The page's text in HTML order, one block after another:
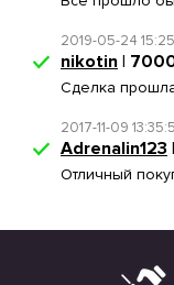
2019-05-24
nikotin |
Сделка
2017-11-09
Adrenalin123
Отличный